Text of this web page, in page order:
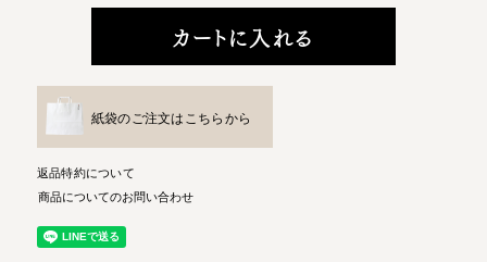
カートに入れる
紙袋のご注文はこちらから
返品特約について
商品についてのお問い合わせ